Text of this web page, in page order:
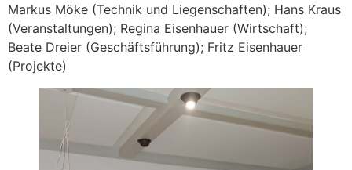
Markus Möke (Technik und Liegenschaften); Hans Kraus
(Veranstaltungen); Regina Eisenhauer (Wirtschaft);
Beate Dreier (Geschäftsführung); Fritz Eisenhauer
(Projekte)